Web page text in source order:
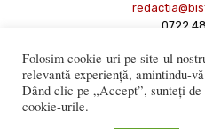
Folosim cookie-uri pe site-ul
relevantă experiență, amintindu-
Dând clic pe „Accept”, sunteți
cookie-urile.